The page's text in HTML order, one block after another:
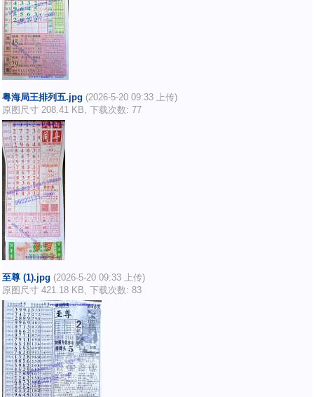
粤海局王排列五.jpg (2026-5-20 09:33 上传)
原图尺寸 208.41 KB, 下载次数: 77
至尊 (1).jpg (2026-5-20 09:33 上传)
原图尺寸 421.18 KB, 下载次数: 83